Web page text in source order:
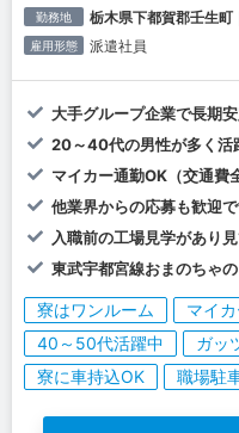
勤務地 栃木県下都賀郡壬生
雇用形態 派遣社員
大手グループ企業で長期
20～40代の男性が多く活
マイカー通勤OK（交通費
他業界からの応募も歓迎
入職前の工場見学があり
東武宇都宮線おまのちゃ
寮はワンルーム マイ
40～50代活躍中
ガッ
寮に車持込OK
職場駐